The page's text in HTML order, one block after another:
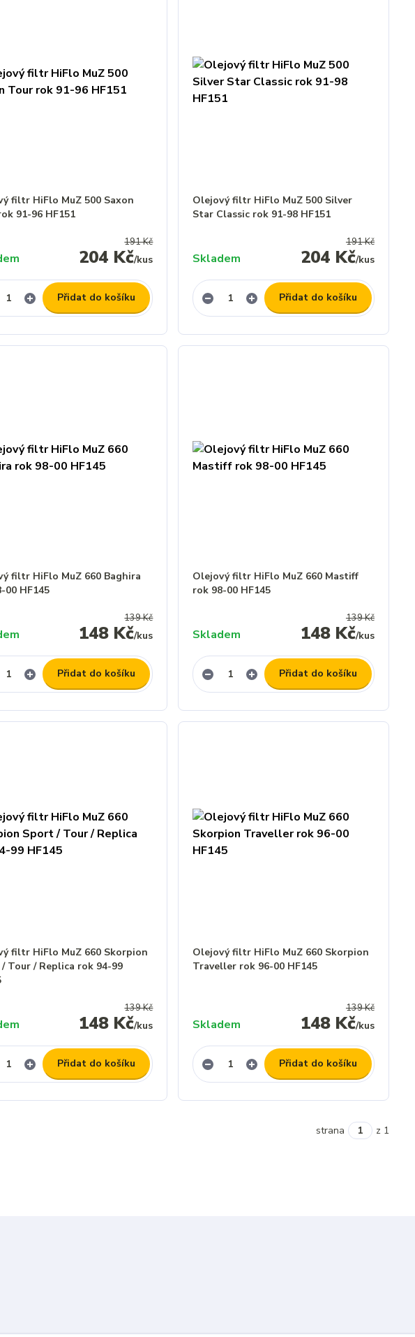
filtr HiFlo MuZ 500 Saxon
91-96 HF151
191 Kč
204 Kč/kus
Přidat do košíku
Olejový filtr HiFlo MuZ 500 Silver
Star Classic rok 91-98 HF151
191 Kč
204 Kč/kus
Skladem
Přidat do košíku
filtr HiFlo MuZ 660 Baghira
00 HF145
139 Kč
148 Kč/kus
Přidat do košíku
Olejový filtr HiFlo MuZ 660 Mastiff
rok 98-00 HF145
139 Kč
148 Kč/kus
Skladem
Přidat do košíku
filtr HiFlo MuZ 660 Skorpion
Tour / Replica rok 94-99
139 Kč
148 Kč/kus
Přidat do košíku
Olejový filtr HiFlo MuZ 660 Skorpion
Traveller rok 96-00 HF145
139 Kč
148 Kč/kus
Skladem
Přidat do košíku
strana z 1